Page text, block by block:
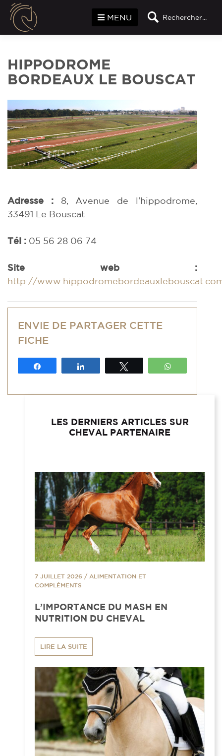
Rechercher...
MENU
HIPPODROME
BORDEAUX LE BOUSCAT
Adresse : 8, Avenue de l'hippodrome,
33491 Le Bouscat
Tél : 05 56 28 06 74
Site web :
http://
ENVIE DE PARTAGER CETTE
FICHE
LES DERNIERS ARTICLES SUR
CHEVAL PARTENAIRE
7 JUILLET 2026 / ALIMENTATION ET
COMPLÉMENTS
L’IMPORTANCE DU MASH EN
NUTRITION DU CHEVAL
LIRE LA SUITE
Panneau de gestion des cookies